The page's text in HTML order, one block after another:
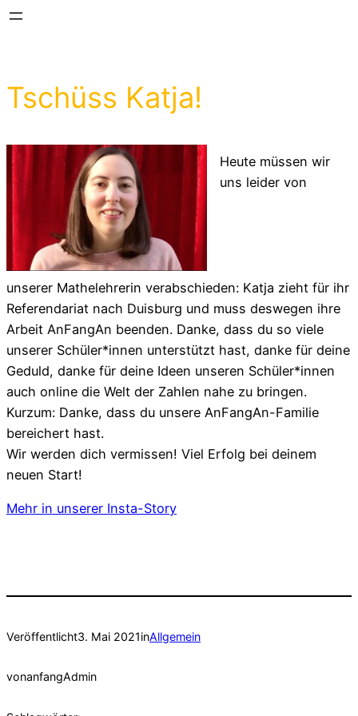
Zum
Tschüss Katja!
Heute müssen wir
uns leider von
unserer Mathelehrerin verabschieden: Katja zieht für ihr
Referendariat nach Duisburg und muss deswegen ihre
Arbeit AnFangAn beenden. Danke, dass du so viele
unserer Schüler*innen unterstützt hast, danke für deine
Geduld, danke für deine Ideen unseren Schüler*innen
auch online die Welt der Zahlen nahe zu bringen.
Kurzum: Danke, dass du unsere AnFangAn-Familie
bereichert hast.
Wir werden dich vermissen! Viel Erfolg bei deinem
neuen Start!
Mehr in unserer Insta-Story
Veröffentlicht3. Mai 2021inAllgemein
vonanfangAdmin